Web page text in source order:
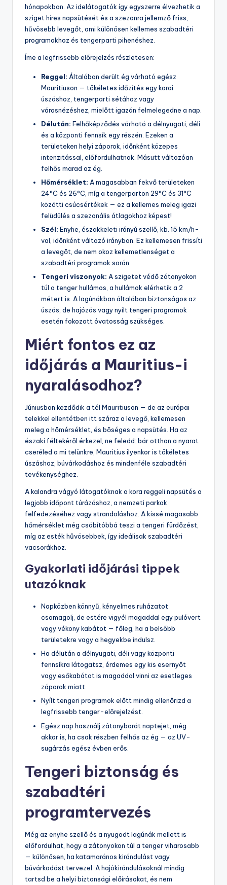
hónapokban. Az idelátogatók így egyszerre élvezhetik a
sziget híres napsütését és a szezonra jellemző friss,
hűvösebb levegőt, ami különösen kellemes szabadtéri
programokhoz és tengerparti pihenéshez.
Íme a legfrissebb előrejelzés részletesen:
Reggel: Általában derült ég várható egész
Mauritiuson — tökéletes időzítés egy korai
úszáshoz, tengerparti sétához vagy
városnézéshez, mielőtt igazán felmelegedne a nap.
Délután: Felhőképződés várható a délnyugati, déli
és a központi fennsík egy részén. Ezeken a
területeken helyi záporok, időnként közepes
intenzitással, előfordulhatnak. Másutt változóan
felhős marad az ég.
Hőmérséklet: A magasabban fekvő területeken
24°C és 26°C, míg a tengerparton 29°C és 31°C
közötti csúcsértékek — ez a kellemes meleg igazi
felüdülés a szezonális átlagokhoz képest!
Szél: Enyhe, északkeleti irányú szellő, kb. 15 km/h-
val, időnként változó irányban. Ez kellemesen frissíti
a levegőt, de nem okoz kellemetlenséget a
szabadtéri programok során.
Tengeri viszonyok: A szigetet védő zátonyokon
túl a tenger hullámos, a hullámok elérhetik a 2
métert is. A lagúnákban általában biztonságos az
úszás, de hajózás vagy nyílt tengeri programok
esetén fokozott óvatosság szükséges.
Miért fontos ez az
időjárás a Mauritius-i
nyaralásodhoz?
Júniusban kezdődik a tél Mauritiuson — de az európai
telekkel ellentétben itt száraz a levegő, kellemesen
meleg a hőmérséklet, és bőséges a napsütés. Ha az
északi féltekéről érkezel, ne feledd: bár otthon a nyarat
cseréled a mi telünkre, Mauritius ilyenkor is tökéletes
úszáshoz, búvárkodáshoz és mindenféle szabadtéri
tevékenységhez.
A kalandra vágyó látogatóknak a kora reggeli napsütés a
legjobb időpont túrázáshoz, a nemzeti parkok
felfedezéséhez vagy strandoláshoz. A kissé magasabb
hőmérséklet még csábítóbbá teszi a tengeri fürdőzést,
míg az esték hűvösebbek, így ideálisak szabadtéri
vacsorákhoz.
Gyakorlati időjárási tippek
utazóknak
Napközben könnyű, kényelmes ruházatot
csomagolj, de estére vigyél magaddal egy pulóvert
vagy vékony kabátot — főleg, ha a belsőbb
területekre vagy a hegyekbe indulsz.
Ha délután a délnyugati, déli vagy központi
fennsíkra látogatsz, érdemes egy kis esernyőt
vagy esőkabátot is magaddal vinni az esetleges
záporok miatt.
Nyílt tengeri programok előtt mindig ellenőrizd a
legfrissebb tenger-előrejelzést.
Egész nap használj zátonybarát naptejet, még
akkor is, ha csak részben felhős az ég — az UV-
sugárzás egész évben erős.
Tengeri biztonság és
szabadtéri
programtervezés
Még az enyhe szellő és a nyugodt lagúnák mellett is
előfordulhat, hogy a zátonyokon túl a tenger viharosabb
— különösen, ha katamarános kirándulást vagy
búvárkodást tervezel. A hajókirándulásoknál mindig
tartsd be a helyi biztonsági előírásokat, és nem